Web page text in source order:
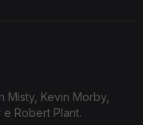
Misty, Kevin Morby,
Robert Plant.